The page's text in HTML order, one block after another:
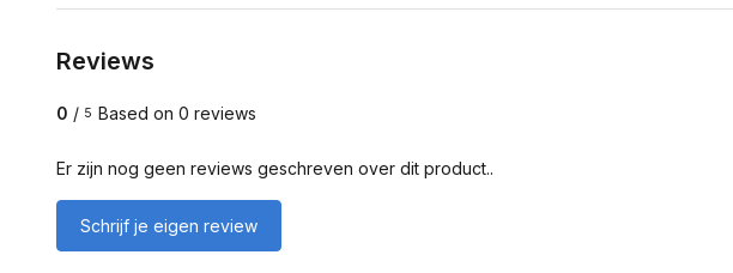
Reviews
0 / 5 Based on 0 reviews
Er zijn nog geen reviews geschreven over dit product..
Schrijf je eigen review